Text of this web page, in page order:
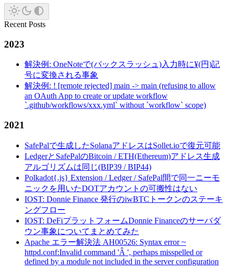
Recent Posts
2023
解決例: OneNoteで(バックスラッシュ)入力時に¥(円)記
号に変換される事象
解決例: ! [remote rejected] main -> main (refusing to allow
an OAuth App to create or update workflow
`.github/workflows/xxx.yml` without `workflow` scope)
2021
SafePalで生成したSolanaアドレスはSollet.ioで復元可能
LedgerとSafePalのBitcoin / ETH(Ethereum)アドレス生成
アルゴリズムは同じ(BIP39 / BIP44)
Polkadot{.js} Extension / Ledger / SafePal間で同一ニーモ
ニックを用いたDOTアカウントの可搬性はない
IOST: Donnie Finance 発行のiwBTCトークンのステーキ
ングフロー
IOST: DeFiプラットフォームDonnie Financeのサーバダ
ウン事象についてまとめてみた
Apache エラー解決法 AH00526: Syntax error ~
httpd.conf:Invalid command 'Â ', perhaps misspelled or
defined by a module not included in the server configuration